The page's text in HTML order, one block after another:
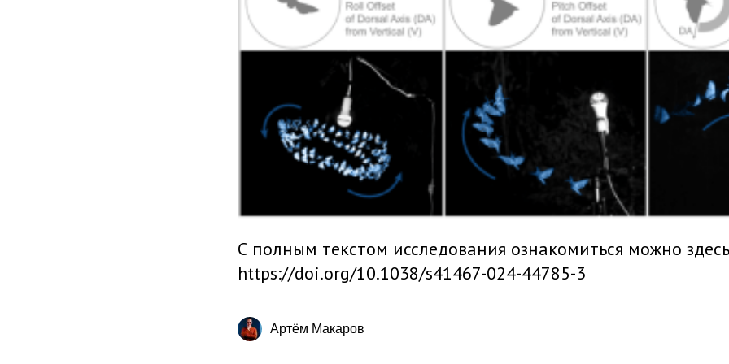
С полным текстом исследования ознакомиться можно
https://doi.org/10.1038/s41467-024-44785-3
Артём Макаров